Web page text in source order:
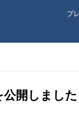
プ
開しました